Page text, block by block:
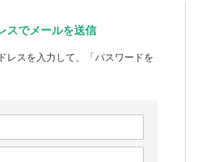
スでメールを送信
レスを入力して、「パスワードを